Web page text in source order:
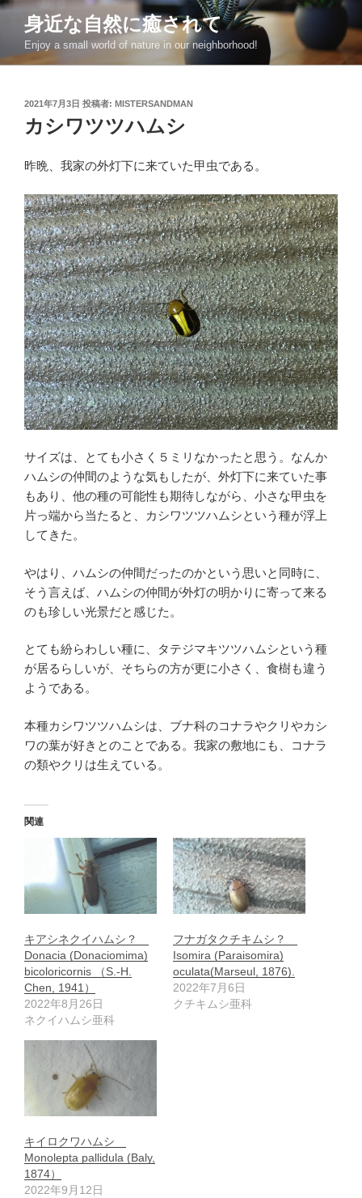
コ
ン
身近な自然に癒されて
Enjoy a small world of nature in our neighborhood!
投
日:
2021年7月3日 投稿者: MISTERSANDMAN
カシワツツハムシ
昨晩、我家の外灯下に来ていた甲虫である。
サイズは、とても小さく５ミリなかったと思う。なんか
ハムシの仲間のような気もしたが、外灯下に来ていた事
もあり、他の種の可能性も期待しながら、小さな甲虫を
片っ端から当たると、カシワツツハムシという種が浮上
してきた。
やはり、ハムシの仲間だったのかという思いと同時に、
そう言えば、ハムシの仲間が外灯の明かりに寄って来る
のも珍しい光景だと感じた。
とても紛らわしい種に、タテジマキツツハムシという種
が居るらしいが、そちらの方が更に小さく、食樹も違う
ようである。
本種カシワツツハムシは、ブナ科のコナラやクリやカシ
ワの葉が好きとのことである。我家の敷地にも、コナラ
の類やクリは生えている。
関連
キアシネクイハムシ？
Donacia (Donaciomima)
bicoloricornis （S.-H.
Chen, 1941）
2022年8月26日
ネクイハムシ亜科
フナガタクチキムシ？
Isomira (Paraisomira)
oculata(Marseul, 1876).
2022年7月6日
クチキムシ亜科
キイロクワハムシ
Monolepta pallidula (Baly,
1874）
2022年9月12日